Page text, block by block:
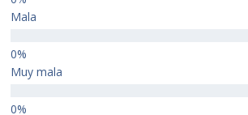
Mala
Muy mala